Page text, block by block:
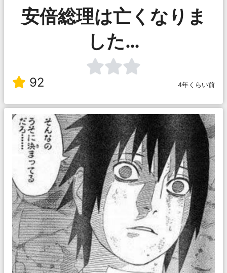
安倍総理は亡くなりま
した…
92 4年くらい前